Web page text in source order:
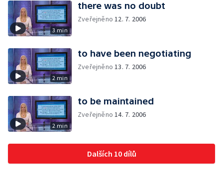
3 min
there was no doubt
Zveřejněno12. 7. 2006
2 min
to have been negotiating
Zveřejněno13. 7. 2006
2 min
to be maintained
Zveřejněno14. 7. 2006
Dalších 10 dílů